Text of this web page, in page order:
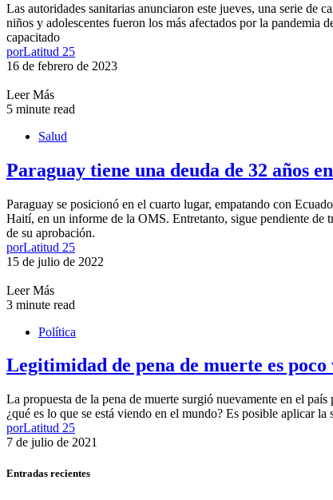
Las autoridades sanitarias anunciaron este jueves, una serie de
niños y adolescentes fueron los más afectados por la pandemia
capacitado
porLatitud 25
16 de febrero de 2023
Leer Más
5 minute read
Salud
Paraguay tiene una deuda de 32 años
Paraguay se posicionó en el cuarto lugar, empatando con
Haití, en un informe de la OMS. Entretanto, sigue pendiente de
de su aprobación.
porLatitud 25
15 de julio de 2022
Leer Más
3 minute read
Política
Legitimidad de pena de muerte es
La propuesta de la pena de muerte surgió nuevamente en el
¿qué es lo que se está viendo en el mundo? Es posible aplicar
porLatitud 25
7 de julio de 2021
Entradas recientes